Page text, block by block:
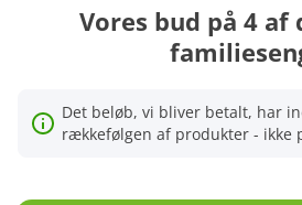
Vores bud på 4 af
Det beløb, vi bliver betalt, har
rækkefølgen af produkter - ikke